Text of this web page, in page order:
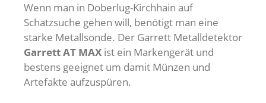
Wenn man in Doberlug-Kirchhain auf
Schatzsuche gehen will, benötigt man eine
starke Metallsonde. Der Garrett Metalldetektor
Garrett AT MAX ist ein Markengerät und
bestens geeignet um damit Münzen und
Artefakte aufzuspüren.